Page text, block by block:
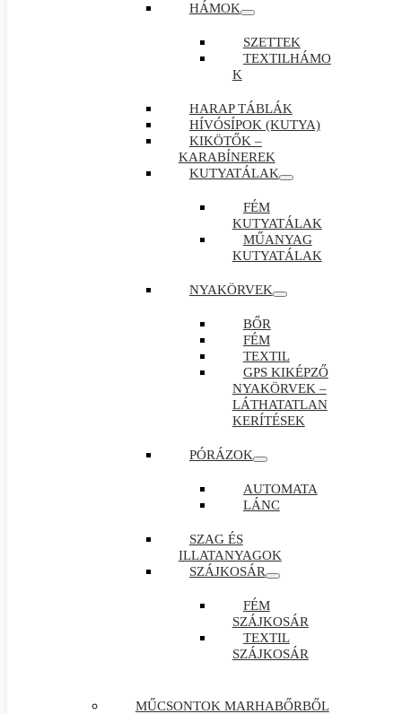
HÁMOK
SZETTEK
TEXTILHÁMO
K
HARAP TÁBLÁK
HÍVÓSÍPOK (KUTYA)
KIKÖTŐK –
KARABÍNEREK
KUTYATÁLAK
FÉM
KUTYATÁLAK
MŰANYAG
KUTYATÁLAK
NYAKÖRVEK
BŐR
FÉM
TEXTIL
GPS KIKÉPZŐ
NYAKÖRVEK –
LÁTHATATLAN
KERÍTÉSEK
PÓRÁZOK
AUTOMATA
LÁNC
SZAG ÉS
ILLATANYAGOK
SZÁJKOSÁR
FÉM
SZÁJKOSÁR
TEXTIL
SZÁJKOSÁR
MŰCSONTOK MARHABŐRBŐL